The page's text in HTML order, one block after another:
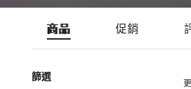
商品 促銷
篩選